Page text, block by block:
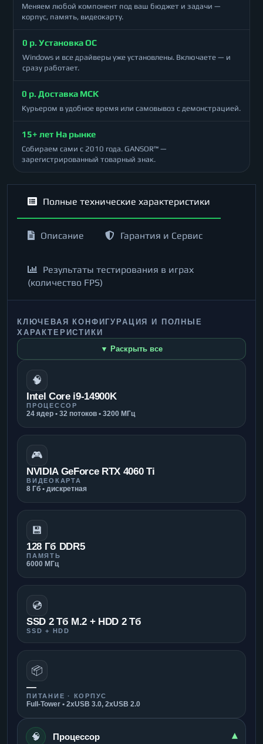
Меняем любой компонент под ваш бюджет и задачи —
корпус, память, видеокарту.
0 р. Установка ОС
Windows и все драйверы уже установлены. Включаете — и
сразу работает.
0 р. Доставка МСК
Курьером в удобное время или самовывоз с демонстрацией.
15+ лет На рынке
Собираем сами с 2010 года. GANSOR™ —
зарегистрированный товарный знак.
Полные технические характеристики
Описание Гарантия и Сервис
Результаты тестирования в играх
(количество FPS)
КЛЮЧЕВАЯ КОНФИГУРАЦИЯ И ПОЛНЫЕ
ХАРАКТЕРИСТИКИ
▼ Раскрыть все
🧠
Intel Core i9-14900K
ПРОЦЕССОР
24 ядер • 32 потоков • 3200 МГц
🎮
NVIDIA GeForce RTX 4060 Ti
ВИДЕОКАРТА
8 Гб • дискретная
💾
128 Гб DDR5
ПАМЯТЬ
6000 МГц
💿
SSD 2 Тб M.2 + HDD 2 Тб
SSD + HDD
📦
—
ПИТАНИЕ · КОРПУС
Full-Tower • 2xUSB 3.0, 2xUSB 2.0
🧠 Процессор ▾